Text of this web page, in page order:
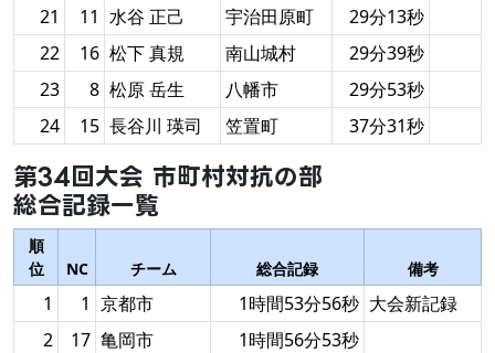
21
11 水谷 正己 宇治田原町
29分13秒
22
16 松下 真規 南山城村
29分39秒
23
8 松原 岳生 八幡市
29分53秒
24
15 長谷川 瑛司 笠置町 37分31秒
第34回大会 市町村対抗の部
総合記録一覧
順
位
NC チーム 総合記録 備考
1 1 京都市 1時間53分56秒 大会新記録
2
17 亀岡市
1時間56分53秒